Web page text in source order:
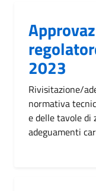
2023
Rivisitazione/
normativa
e delle tavole di
adeguamenti